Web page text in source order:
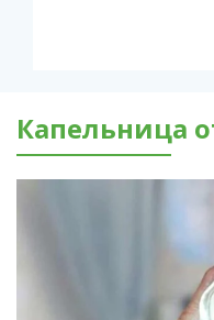
Капельница